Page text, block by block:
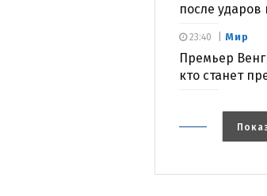
после ударов
Мир
Премьер
кто станет
23:40